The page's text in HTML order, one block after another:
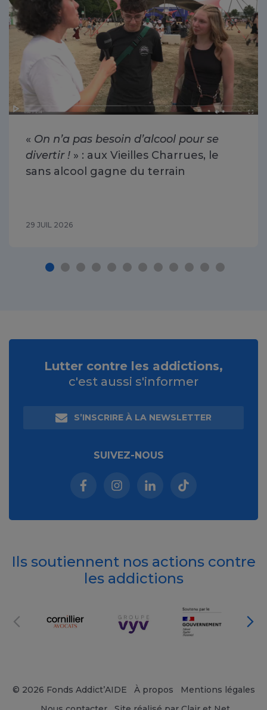
« On n’a pas besoin d’alcool pour se
divertir ! » : aux Vieilles Charrues, le
sans alcool gagne du terrain
29 JUIL 2026
Lutter contre les addictions,
c'est aussi s'informer
S’INSCRIRE À LA NEWSLETTER
SUIVEZ-NOUS
Facebook (nouvelle fenêtre)
Instagram (nouvelle fenêtre)
Linkedin (nouvelle
Tiktok (nouvelle
Ils soutiennent nos actions contre
les addictions
© 2026 Fonds Addict’AIDE À propos
Mentions légales